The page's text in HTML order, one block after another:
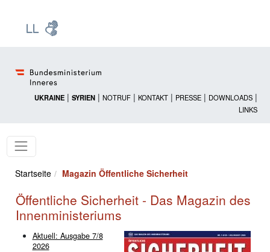
UKRAINE | SYRIEN | NOTRUF | KONTAKT | PRESSE | DOWNLOADS |
LINKS
Startseite Magazin Öffentliche Sicherheit
Öffentliche Sicherheit - Das Magazin des
Innenministeriums
Aktuell: Ausgabe 7/8
2026